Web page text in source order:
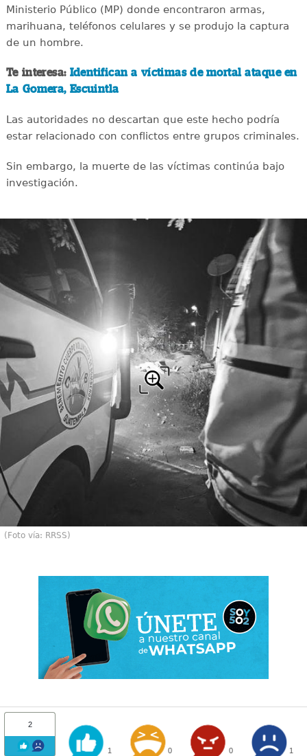
Ministerio Público (MP) donde encontraron armas,
marihuana, teléfonos celulares y se produjo la captura
de un hombre.
Te interesa: Identifican a víctimas de mortal ataque en
La Gomera, Escuintla
Las autoridades no descartan que este hecho podría
estar relacionado con conflictos entre grupos criminales.
Sin embargo, la muerte de las víctimas continúa bajo
investigación.
(Foto vía: RRSS)
2
1 0 0 1